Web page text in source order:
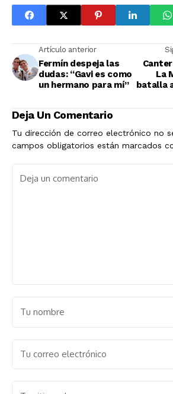
Artículo anterior
Fermín despeja las
dudas: “Gavi es como
un hermano para mí”
La
batalla
Deja Un Comentario
Tu dirección de correo electrónico no
campos obligatorios están marcados